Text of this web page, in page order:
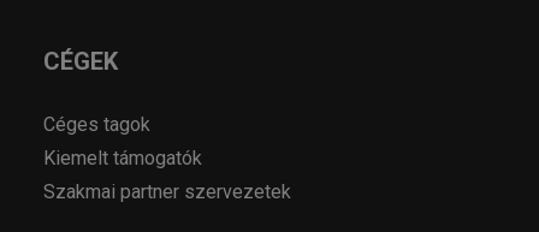
CÉGEK
Céges tagok
Kiemelt támogatók
Szakmai partner szervezetek